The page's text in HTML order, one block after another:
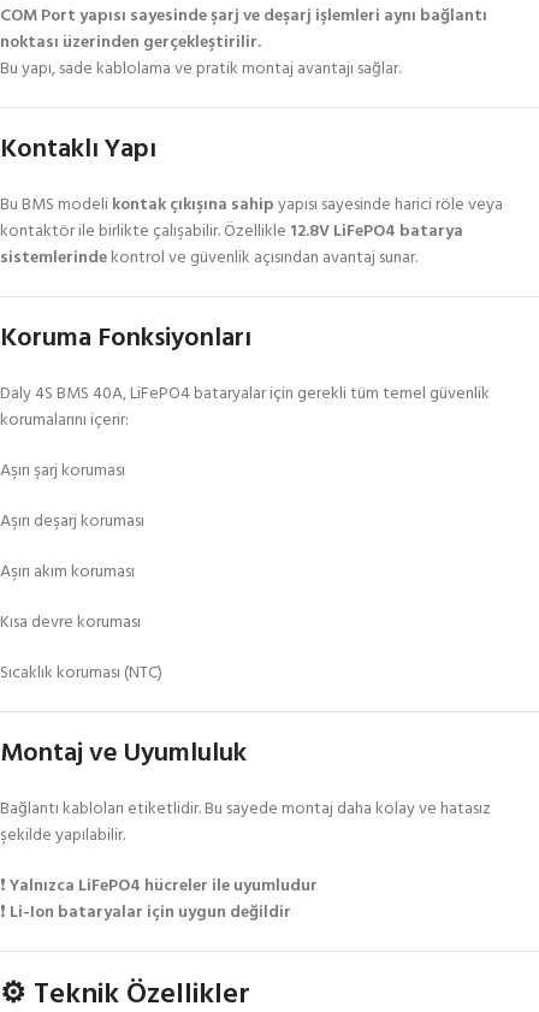
COM Port yapısı sayesinde şarj ve deşarj işlemleri aynı bağlantı
noktası üzerinden gerçekleştirilir.
Bu yapı, sade kablolama ve pratik montaj avantajı sağlar.
Kontaklı Yapı
Bu BMS modelikontak çıkışına sahipyapısı sayesinde harici röle veya
kontaktör ile birlikte çalışabilir. Özellikle 12.8V LiFePO4 batarya
sistemlerindekontrol ve güvenlik açısından avantaj sunar.
Koruma Fonksiyonları
Daly 4S BMS 40A, LiFePO4 bataryalar için gerekli tüm temel güvenlik
korumalarını içerir:
Aşırı şarj koruması
Aşırı deşarj koruması
Aşırı akım koruması
Kısa devre koruması
Sıcaklık koruması (NTC)
Montaj ve Uyumluluk
Bağlantı kabloları etiketlidir. Bu sayede montaj daha kolay ve hatasız
şekilde yapılabilir.
❗Yalnızca LiFePO4 hücreler ile uyumludur
❗ Li-Ion bataryalar için uygun değildir
⚙️ Teknik Özellikler